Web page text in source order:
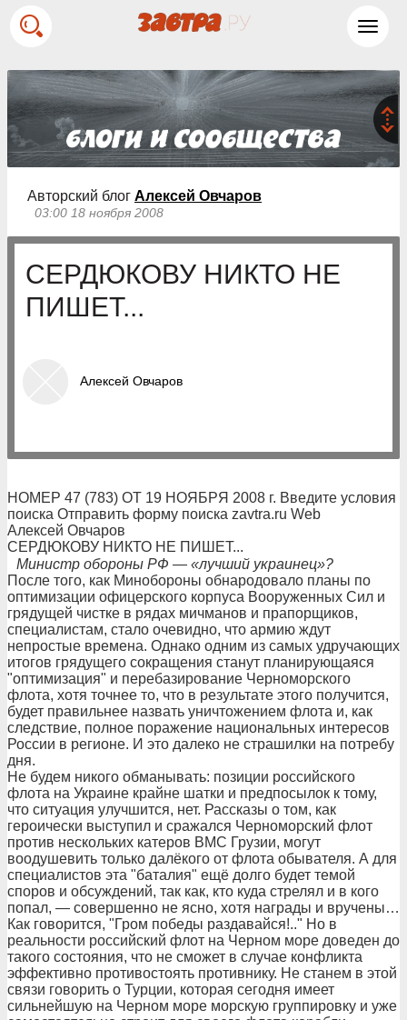
Авторский блог Алексей Овчаров
03:00 18 ноября 2008
СЕРДЮКОВУ НИКТО НЕ
ПИШЕТ...
Алексей Овчаров
НОМЕР 47 (783) ОТ 19 НОЯБРЯ 2008 г. Введите условия
поиска Отправить форму поиска zavtra.ru Web
Алексей Овчаров
СЕРДЮКОВУ НИКТО НЕ ПИШЕТ...
Министр обороны РФ — «лучший украинец»?
После того, как Минобороны обнародовало планы по
оптимизации офицерского корпуса Вооруженных Сил и
грядущей чистке в рядах мичманов и прапорщиков,
специалистам, стало очевидно, что армию ждут
непростые времена. Однако одним из самых удручающих
итогов грядущего сокращения станут планирующаяся
"оптимизация" и перебазирование Черноморского
флота, хотя точнее то, что в результате этого получится,
будет правильнее назвать уничтожением флота и, как
следствие, полное поражение национальных интересов
России в регионе. И это далеко не страшилки на потребу
дня.
Не будем никого обманывать: позиции российского
флота на Украине крайне шатки и предпосылок к тому,
что ситуация улучшится, нет. Рассказы о том, как
героически выступил и сражался Черноморский флот
против нескольких катеров ВМС Грузии, могут
воодушевить только далёкого от флота обывателя. А для
специалистов эта "баталия" ещё долго будет темой
споров и обсуждений, так как, кто куда стрелял и в кого
попал, — совершенно не ясно, хотя награды и вручены…
Как говорится, "Гром победы раздавайся!.." Но в
реальности российский флот на Черном море доведен до
такого состояния, что не сможет в случае конфликта
эффективно противостоять противнику. Не станем в этой
связи говорить о Турции, которая сегодня имеет
сильнейшую на Черном море морскую группировку и уже